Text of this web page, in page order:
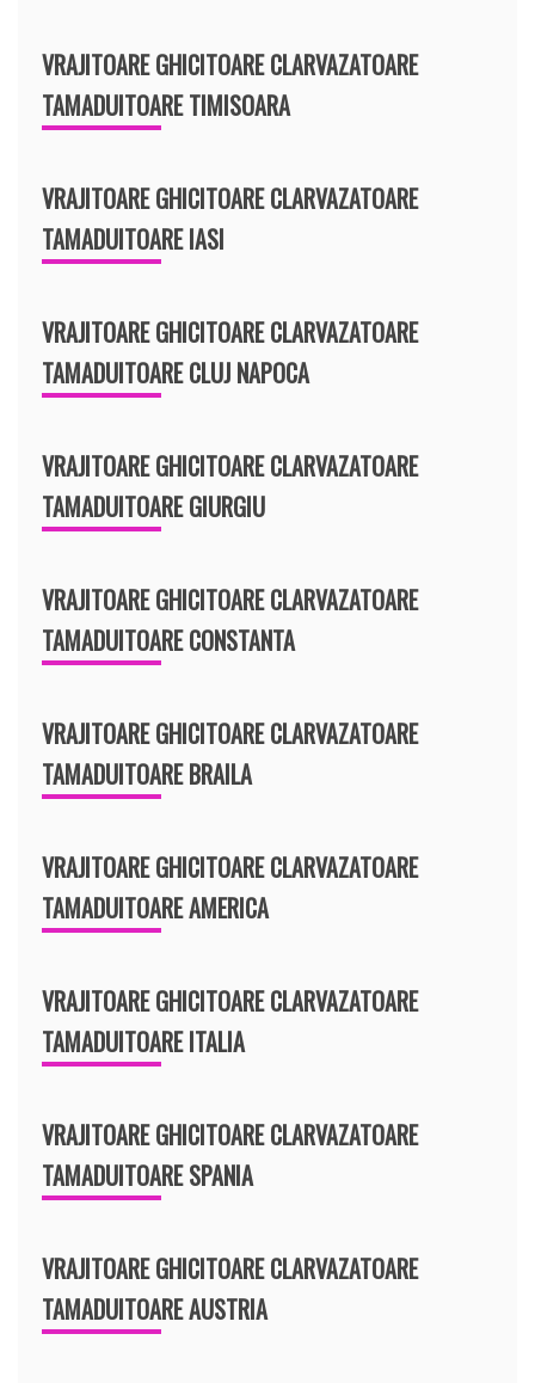
VRAJITOARE GHICITOARE CLARVAZATOARE
TAMADUITOARE TIMISOARA
VRAJITOARE GHICITOARE CLARVAZATOARE
TAMADUITOARE IASI
VRAJITOARE GHICITOARE CLARVAZATOARE
TAMADUITOARE CLUJ NAPOCA
VRAJITOARE GHICITOARE CLARVAZATOARE
TAMADUITOARE GIURGIU
VRAJITOARE GHICITOARE CLARVAZATOARE
TAMADUITOARE CONSTANTA
VRAJITOARE GHICITOARE CLARVAZATOARE
TAMADUITOARE BRAILA
VRAJITOARE GHICITOARE CLARVAZATOARE
TAMADUITOARE AMERICA
VRAJITOARE GHICITOARE CLARVAZATOARE
TAMADUITOARE ITALIA
VRAJITOARE GHICITOARE CLARVAZATOARE
TAMADUITOARE SPANIA
VRAJITOARE GHICITOARE CLARVAZATOARE
TAMADUITOARE AUSTRIA